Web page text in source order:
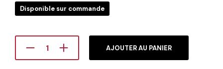
Disponible sur commande
AJOUTER AU PANIER